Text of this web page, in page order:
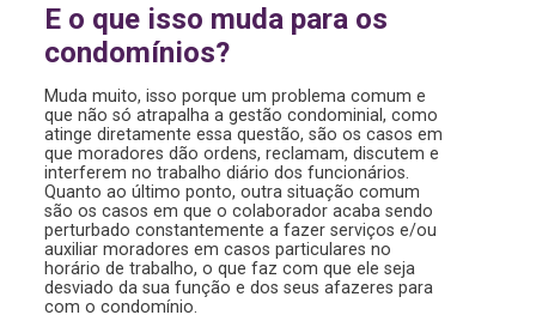
E o que isso muda para os
condomínios?
Muda muito, isso porque um problema comum e
que não só atrapalha a gestão condominial, como
atinge diretamente essa questão, são os casos em
que moradores dão ordens, reclamam, discutem e
interferem no trabalho diário dos funcionários.
Quanto ao último ponto, outra situação comum
são os casos em que o colaborador acaba sendo
perturbado constantemente a fazer serviços e/ou
auxiliar moradores em casos particulares no
horário de trabalho, o que faz com que ele seja
desviado da sua função e dos seus afazeres para
com o condomínio.